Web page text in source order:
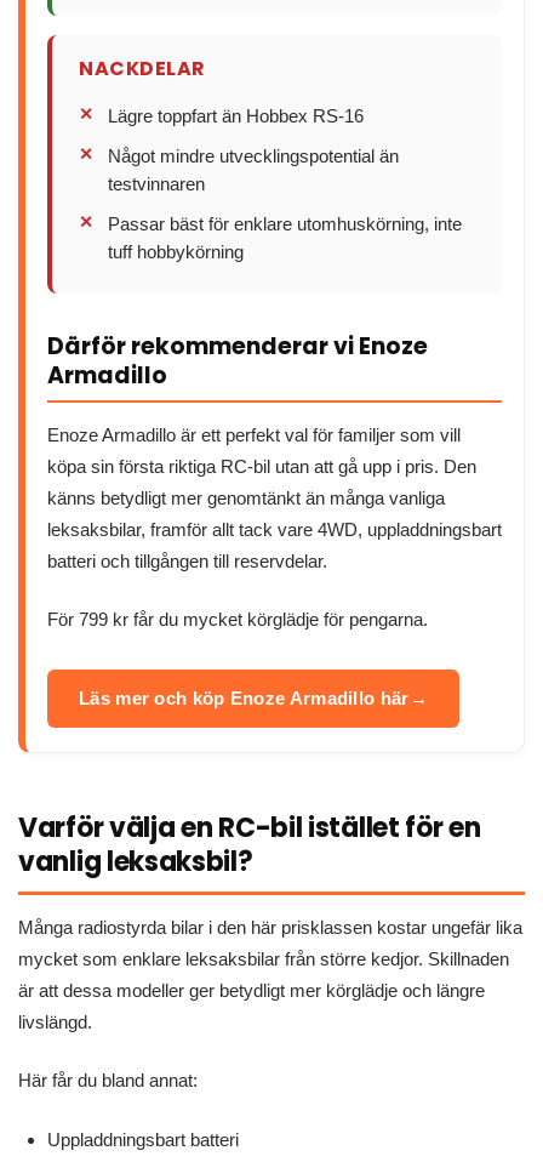
NACKDELAR
Lägre toppfart än Hobbex RS-16
Något mindre utvecklingspotential än
testvinnaren
Passar bäst för enklare utomhuskörning, inte
tuff hobbykörning
Därför rekommenderar vi Enoze
Armadillo
Enoze Armadillo är ett perfekt val för familjer som vill
köpa sin första riktiga RC-bil utan att gå upp i pris. Den
känns betydligt mer genomtänkt än många vanliga
leksaksbilar, framför allt tack vare 4WD, uppladdningsbart
batteri och tillgången till reservdelar.
För 799 kr får du mycket körglädje för pengarna.
Läs mer och köp Enoze Armadillo här
Varför välja en RC-bil istället för en
vanlig leksaksbil?
Många radiostyrda bilar i den här prisklassen kostar ungefär lika
mycket som enklare leksaksbilar från större kedjor. Skillnaden
är att dessa modeller ger betydligt mer körglädje och längre
livslängd.
Här får du bland annat:
Uppladdningsbart batteri